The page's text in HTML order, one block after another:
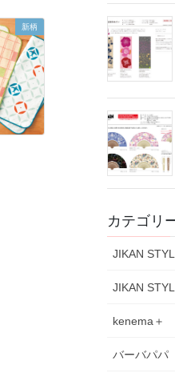
新柄
カテゴリ
JIKAN
JIKAN
kenema＋
バーバパパ